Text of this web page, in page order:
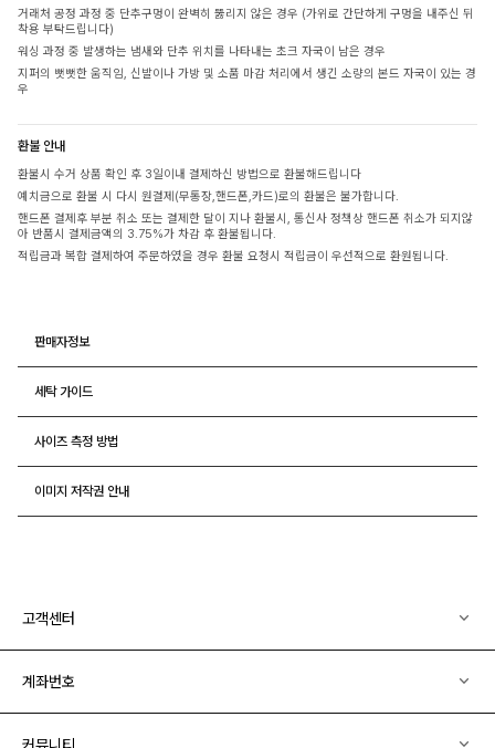
거래처 공정 과정 중 단추구멍이 완벽히 뚫리지 않은 경우 (가위로 간단하게 구멍을 내주신 뒤
착용 부탁드립니다)
워싱 과정 중 발생하는 냄새와 단추 위치를 나타내는 초크 자국이 남은 경우
지퍼의 뻣뻣한 움직임, 신발이나 가방 및 소품 마감 처리에서 생긴 소량의 본드 자국이 있는 경
우
환불 안내
환불시 수거 상품 확인 후 3일이내 결제하신 방법으로 환불해드립니다
예치금으로 환불 시 다시 원결제(무통장,핸드폰,카드)로의 환불은 불가합니다.
핸드폰 결제후 부분 취소 또는 결제한 달이 지나 환불시, 통신사 정책상 핸드폰 취소가 되지않
아 반품시 결제금액의 3.75%가 차감 후 환불됩니다.
적립금과 복합 결제하여 주문하였을 경우 환불 요청시 적립금이 우선적으로 환원됩니다.
판매자정보
세탁 가이드
사이즈 측정 방법
이미지 저작권 안내
고객센터
계좌번호
커뮤니티